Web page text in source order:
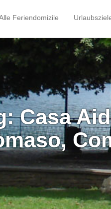
Feriendomizile
Casa